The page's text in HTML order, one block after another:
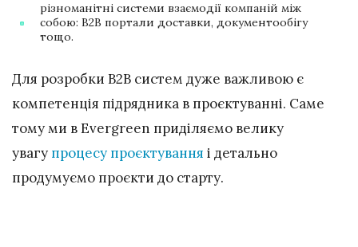
різноманітні системи взаємодії компаній між
собою: B2B портали доставки, документообігу
тощо.
Для розробки B2B систем дуже важливою є
компетенція підрядника в проєктуванні. Саме
тому ми в Evergreen приділяємо велику
увагу процесу проєктування і детально
продумуємо проєкти до старту.